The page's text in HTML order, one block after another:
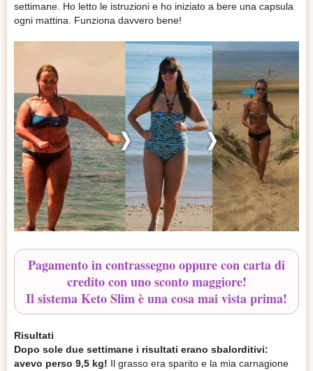
settimane. Ho letto le istruzioni e ho iniziato a bere una capsula
ogni mattina. Funziona davvero bene!
Pagamento in contrassegno oppure con carta di
credito con uno sconto maggiore!
Il sistema Keto Slim è una cosa mai vista prima!
Risultati
Dopo sole due settimane i risultati erano sbalorditivi:
avevo perso 9,5 kg! Il grasso era sparito e la mia carnagione